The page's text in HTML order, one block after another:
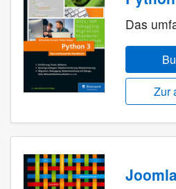
Das
Zur